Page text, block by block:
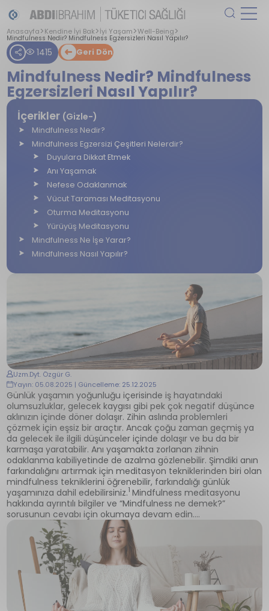
Anasayfa Kendine İyi Bak İyi Yaşam Well-Being
Mindfulness Nedir? Mindfulness Egzersizleri Nasıl Yapılır?
1415 Geri Dön
Mindfulness Nedir? Mindfulness
Egzersizleri Nasıl Yapılır?
Uzm.Dyt. Özgür G.
Yayın: 05.08.2025 | Güncelleme: 25.12.2025
Günlük yaşamın yoğunluğu içerisinde iş hayatındaki
olumsuzluklar, gelecek kaygısı gibi pek çok negatif düşünce
aklınızın içinde döner dolaşır. Zihin aslında problemleri
çözmek için eşsiz bir araçtır. Ancak çoğu zaman geçmiş ya
da gelecek ile ilgili düşünceler içinde dolaşır ve bu da bir
karmaşa yaratabilir. Anı yaşamakta zorlanan zihnin
odaklanma kabiliyetinde de azalma gözlenebilir. Şimdiki anın
farkındalığını artırmak için meditasyon tekniklerinden biri olan
mindfulness tekniklerini öğrenebilir, farkındalığı günlük
yaşamınıza dahil edebilirsiniz.1Mindfulness meditasyonu
hakkında ayrıntılı bilgiler ve “Mindfulness ne demek?”
sorusunun cevabı için okumaya devam edin….
İçerikler (Gizle-)
Mindfulness Nedir?
Mindfulness Egzersizi Çeşitleri Nelerdir?
Duyulara Dikkat Etmek
Anı Yaşamak
Nefese Odaklanmak
Vücut Taraması Meditasyonu
Oturma Meditasyonu
Yürüyüş Meditasyonu
Mindfulness Ne İşe Yarar?
Mindfulness Nasıl Yapılır?